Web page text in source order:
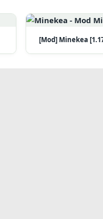
[Mod] Minekea